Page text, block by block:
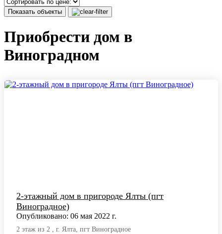
Показать объекты
Приобрести дом в
Виноградном
2-этажный дом в пригороде Ялты (пгт
Виноградное)
Опубликовано: 06 мая 2022 г.
2 этаж из 2 , г. Ялта, пгт Виноградное